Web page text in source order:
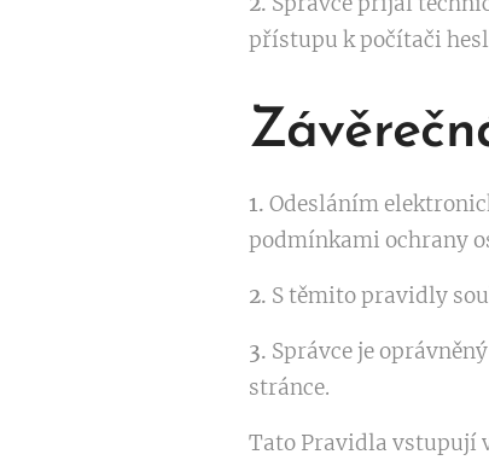
přístupu k počítači
1. Odesláním
podmínkami ochrany
2. S těmito pravidly
3. Správce je
stránce.
Tato Pravidla vstupují